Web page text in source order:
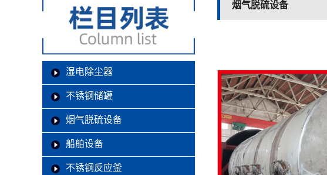
湿电除尘器
不锈钢储罐
烟气脱硫设备
船舶设备
不锈钢反应釜
烟气脱硫设备